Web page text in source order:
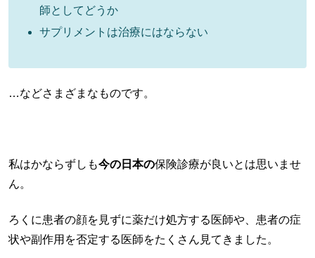
師としてどうか
サプリメントは治療にはならない
…などさまざまなものです。
私はかならずしも今の日本の保険診療が良いとは思いませ
ん。
ろくに患者の顔を見ずに薬だけ処方する医師や、患者の症
状や副作用を否定する医師をたくさん見てきました。